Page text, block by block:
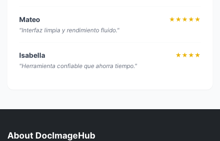
Mateo
★★★★★
"Interfaz limpia y rendimiento fluido."
Isabella
★★★★
"Herramienta confiable que ahorra tiempo."
About DocImageHub